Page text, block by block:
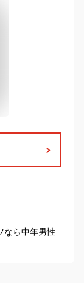
なら中年男性